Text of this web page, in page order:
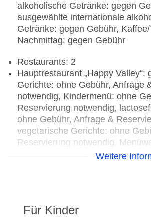
alkoholische Getränke: gegen
ausgewählte internationale
Getränke: gegen Gebühr,
Nachmittag: gegen Gebühr
Restaurants: 2
Hauptrestaurant „Happy Valley“:
Gerichte: ohne Gebühr, Anfrage
notwendig, Kindermenü: ohne
Reservierung notwendig,
ohne Gebühr, Anfrage &
vegetarische Gerichte: ohne
Reservierung notwendig,
Menü, Anfrage & Reservierung
gegen Gebühr, Anfrage &
Weitere
Für Kinder